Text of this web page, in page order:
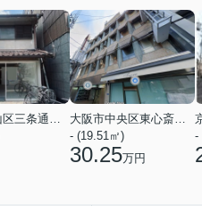
- (19.51㎡)
30.25万円
-